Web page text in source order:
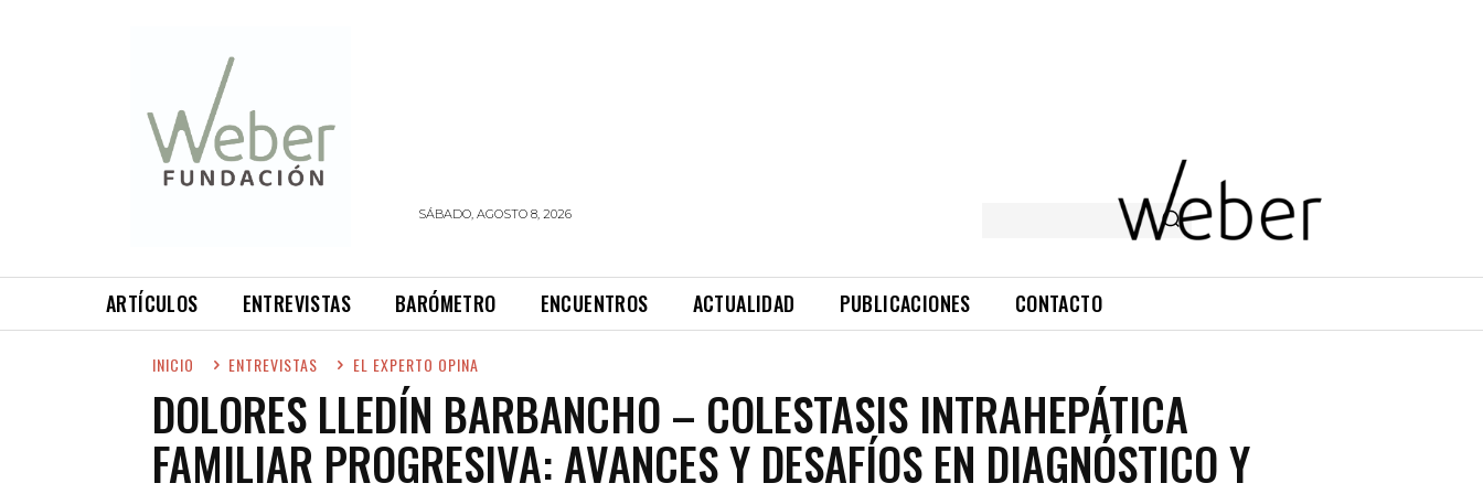
SÁBADO, AGOSTO 8, 2026
ARTÍCULOS ENTREVISTAS BARÓMETRO ENCUENTROS ACTUALIDAD PUBLICACIONES CONTACTO
INICIO ENTREVISTAS EL EXPERTO OPINA
DOLORES LLEDÍN BARBANCHO – COLESTASIS INTRAHEPÁTICA
FAMILIAR PROGRESIVA: AVANCES Y DESAFÍOS EN DIAGNÓSTICO Y